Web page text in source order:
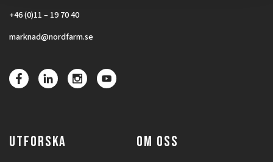
+46 (0)11 – 19 70 40
marknad@nordfarm.se
UTFORSKA OM OSS